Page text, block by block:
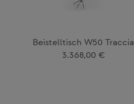
Beistelltisch W50 Traccia
Regulärer Preis:
3.368,00 €